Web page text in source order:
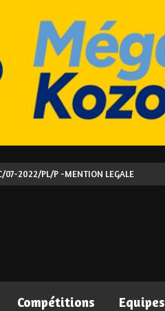
07-2022/PL/P -MENTION LEGALE
Compétitions